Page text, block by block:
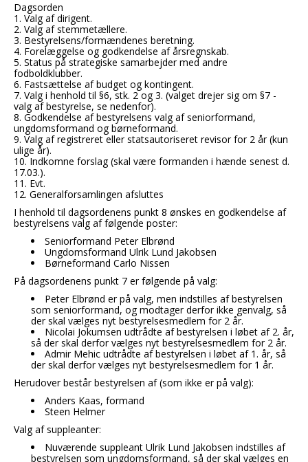
Dagsorden
1. Valg af dirigent.
2. Valg af stemmetællere.
3. Bestyrelsens/formændenes beretning.
4. Forelæggelse og godkendelse af årsregnskab.
5. Status på strategiske samarbejder med andre
fodboldklubber.
6. Fastsættelse af budget og kontingent.
7. Valg i henhold til §6, stk. 2 og 3. (valget drejer sig om §7 -
valg af bestyrelse, se nedenfor).
8. Godkendelse af bestyrelsens valg af seniorformand,
ungdomsformand og børneformand.
9. Valg af registreret eller statsautoriseret revisor for 2 år (kun
ulige år).
10. Indkomne forslag (skal være formanden i hænde senest d.
17.03.).
11. Evt.
12. Generalforsamlingen afsluttes
I henhold til dagsordenens punkt 8 ønskes en godkendelse af
bestyrelsens valg af følgende poster:
Seniorformand Peter Elbrønd
Ungdomsformand Ulrik Lund Jakobsen
Børneformand Carlo Nissen
På dagsordenens punkt 7 er følgende på valg:
Peter Elbrønd er på valg, men indstilles af bestyrelsen
som seniorformand, og modtager derfor ikke genvalg, så
der skal vælges nyt bestyrelsesmedlem for 2 år.
Nicolai Jokumsen udtrådte af bestyrelsen i løbet af 2. år,
så der skal derfor vælges nyt bestyrelsesmedlem for 2 år.
Admir Mehic udtrådte af bestyrelsen i løbet af 1. år, så
der skal derfor vælges nyt bestyrelsesmedlem for 1 år.
Herudover består bestyrelsen af (som ikke er på valg):
Anders Kaas, formand
Steen Helmer
Valg af suppleanter:
Nuværende suppleant Ulrik Lund Jakobsen indstilles af
bestyrelsen som ungdomsformand, så der skal vælges en